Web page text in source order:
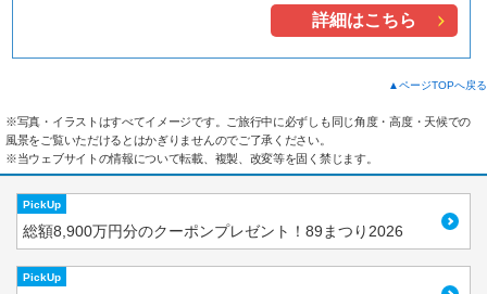
詳細はこちら
▲ページTOPへ戻る
※写真・イラストはすべてイメージです。ご旅行中に必ずしも同じ角度・高度・天候での
風景をご覧いただけるとはかぎりませんのでご了承ください。
※当ウェブサイトの情報について転載、複製、改変等を固く禁じます。
PickUp
総額8,900万円分のクーポンプレゼント！89まつり2026
PickUp